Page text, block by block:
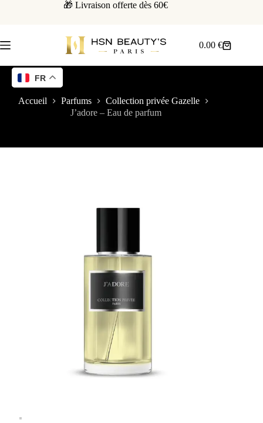
🎁 Livraison offerte dès 60€
0.00€
Accueil Parfums
Collection privée Gazelle
J’adore – Eau de parfum
FR